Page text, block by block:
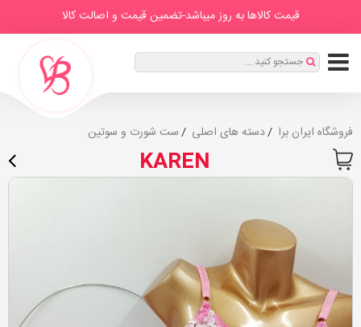
IranBra
اصلی ها ما
ثبت
|
قیمت کالاها به روز میباشد-تضمین قیمت و اصالت کالا
جستجو کنید ...
فروشگاه ایران برا دسته های اصلی ست شورت و سوتین
KAREN